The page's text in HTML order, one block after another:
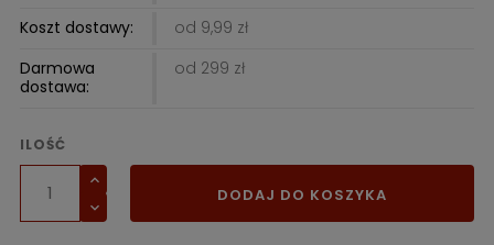
Koszt dostawy:
od 9,99 zł
Darmowa
dostawa:
od 299 zł
ILOŚĆ
DODAJ DO KOSZYKA